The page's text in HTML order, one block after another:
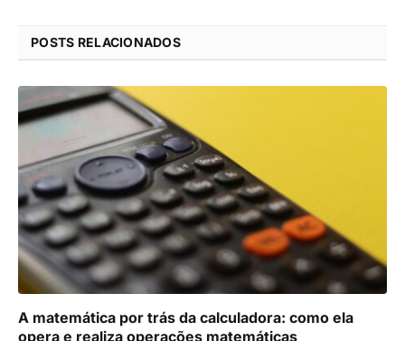
A matemática por trás da calculadora: como ela
opera e realiza operações matemáticas
10.0
TECNOLOGIA